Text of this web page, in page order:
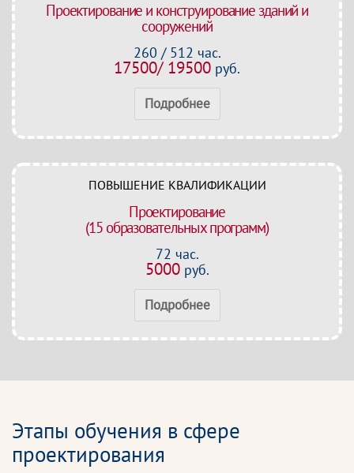
Проектирование и конструирование зданий и
сооружений
260 / 512 час.
17500/ 19500 руб.
Подробнее
ПОВЫШЕНИЕ КВАЛИФИКАЦИИ
Проектирование
(15 образовательных программ)
72 час.
5000руб.
Подробнее
Этапы обучения в сфере
проектирования